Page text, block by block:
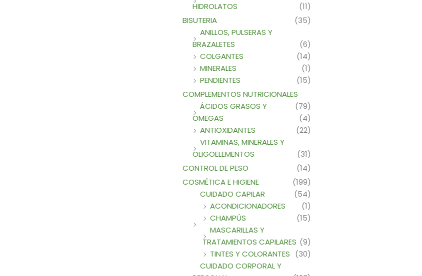
HIDROLATOS
(11)
BISUTERIA
(35)
ANILLOS, PULSERAS Y
BRAZALETES
(6)
COLGANTES
(14)
MINERALES
(1)
PENDIENTES
(15)
COMPLEMENTOS NUTRICIONALES
(79)
ÁCIDOS GRASOS Y
OMEGAS
(4)
ANTIOXIDANTES
(22)
VITAMINAS, MINERALES Y
OLIGOELEMENTOS
(31)
CONTROL DE PESO
(14)
COSMÉTICA E HIGIENE
(199)
CUIDADO CAPILAR
(54)
ACONDICIONADORES
(1)
CHAMPÚS
(15)
MASCARILLAS Y
TRATAMIENTOS CAPILARES (9)
TINTES Y COLORANTES (30)
CUIDADO CORPORAL Y